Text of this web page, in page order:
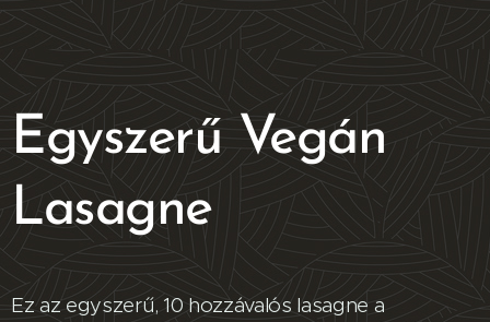
Egyszerű Vegán
Lasagne
Ez az egyszerű, 10 hozzávalós lasagne a